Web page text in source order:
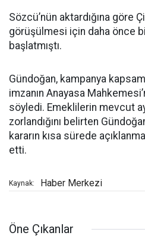
Sözcü’nün aktardığına göre
görüşülmesi için daha önce
başlatmıştı.
Gündoğan, kampanya
imzanın Anayasa
söyledi. Emeklilerin mevcut
zorlandığını belirten
kararın kısa sürede
etti.
Kaynak: Haber Merkezi
Öne Çıkanlar